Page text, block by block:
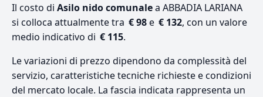
Il costo di Asilo nido comunalea ABBADIA LARIANA
si colloca attualmente tra € 98e € 132, con un valore
medio indicativo di € 115.
Le variazioni di prezzo dipendono da complessità del
servizio, caratteristiche tecniche richieste e condizioni
del mercato locale. La fascia indicata rappresenta un